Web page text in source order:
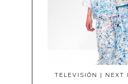
TELEVISIÓN | NEXT